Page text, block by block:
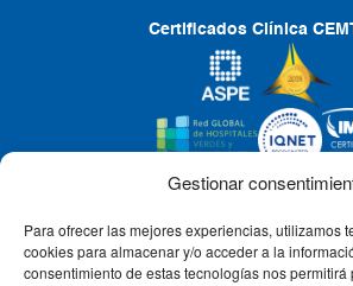
Gestionar
Para ofrecer las mejores experiencias, utilizamos
cookies para almacenar y/o acceder a la
consentimiento de estas tecnologías nos permitirá
Certificados Clínica
CLÍNICA CEMTRO